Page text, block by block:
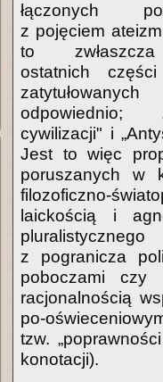
łączonych
z pojęciem
to
ostatnich części
zatytułowanych
odpowiednio;
cywilizacji" i
Jest to więc
poruszanych w
filozoficzno-
laickością i
z pogranicza
poboczami czy
racjonalnością
po-
tzw.
konotacji).